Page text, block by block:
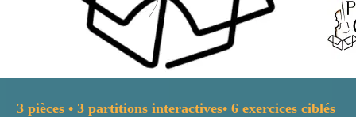
3 pièces • 3 partitions interactives• 6 exercices ciblés